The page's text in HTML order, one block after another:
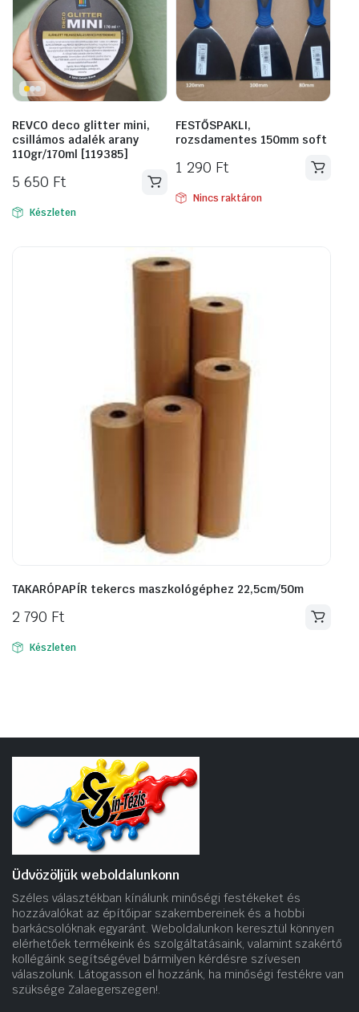
REVCO deco glitter mini,
csillámos adalék arany
110gr/170ml [119385]
5 650 Ft
Készleten
FESTŐSPAKLI,
rozsdamentes 150mm soft
1 290 Ft
Nincs raktáron
TAKARÓPAPÍR tekercs maszkológéphez 22,5cm/50m
2 790 Ft
Készleten
Üdvözöljük weboldalunkonn
Széles választékban kínálunk minőségi festékeket és
hozzávalókat az építőipar szakembereinek és a hobbi
barkácsolóknak egyaránt. Weboldalunkon keresztül könnyen
elérhetőek termékeink és szolgáltatásaink, valamint szakértő
kollégáink segítségével bármilyen kérdésre szívesen
válaszolunk. Látogasson el hozzánk, ha minőségi festékre van
szüksége Zalaegerszegen!.